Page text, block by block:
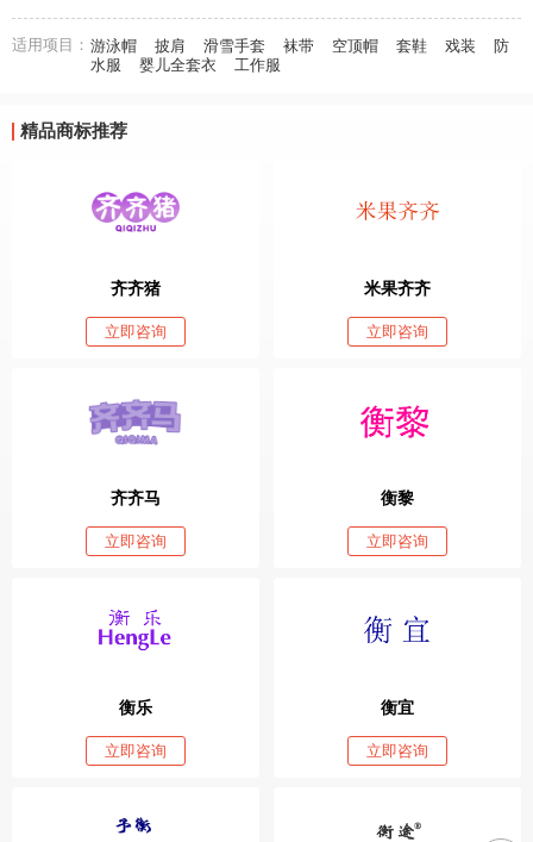
适用项目： 游泳帽 披肩 滑雪手套 袜带 空顶帽 套鞋 戏装
防
水服
婴儿全套衣 工作服
精品商标推荐
齐齐猪
立即咨询
米果齐齐
立即咨询
齐齐马
立即咨询
衡黎
立即咨询
衡乐
立即咨询
衡宜
立即咨询